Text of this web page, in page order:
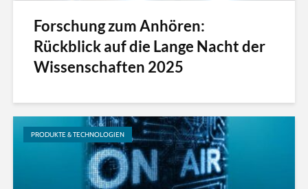
Forschung zum Anhören:
Rückblick auf die Lange Nacht der
Wissenschaften 2025
PRODUKTE & TECHNOLOGIEN